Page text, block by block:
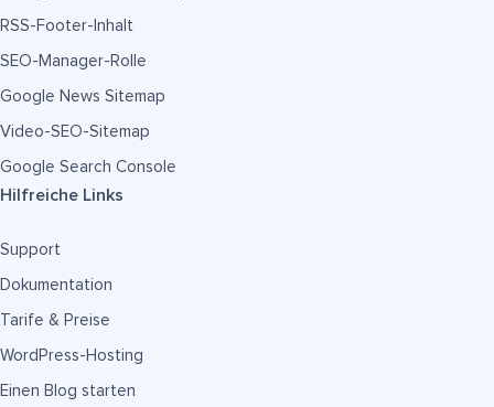
RSS-Footer-Inhalt
SEO-Manager-Rolle
Google News Sitemap
Video-SEO-Sitemap
Google Search Console
Hilfreiche Links
Support
Dokumentation
Tarife & Preise
WordPress-Hosting
Einen Blog starten